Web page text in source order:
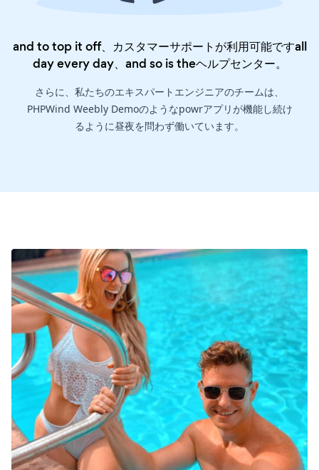
and to top it off、カスタマーサポートが利用可能ですall
day every day、and so is theヘルプセンター。
さらに、私たちのエキスパートエンジニアのチームは、
PHPWind Weebly Demoのようなpowrアプリが機能し続け
るように昼夜を問わず働いています。